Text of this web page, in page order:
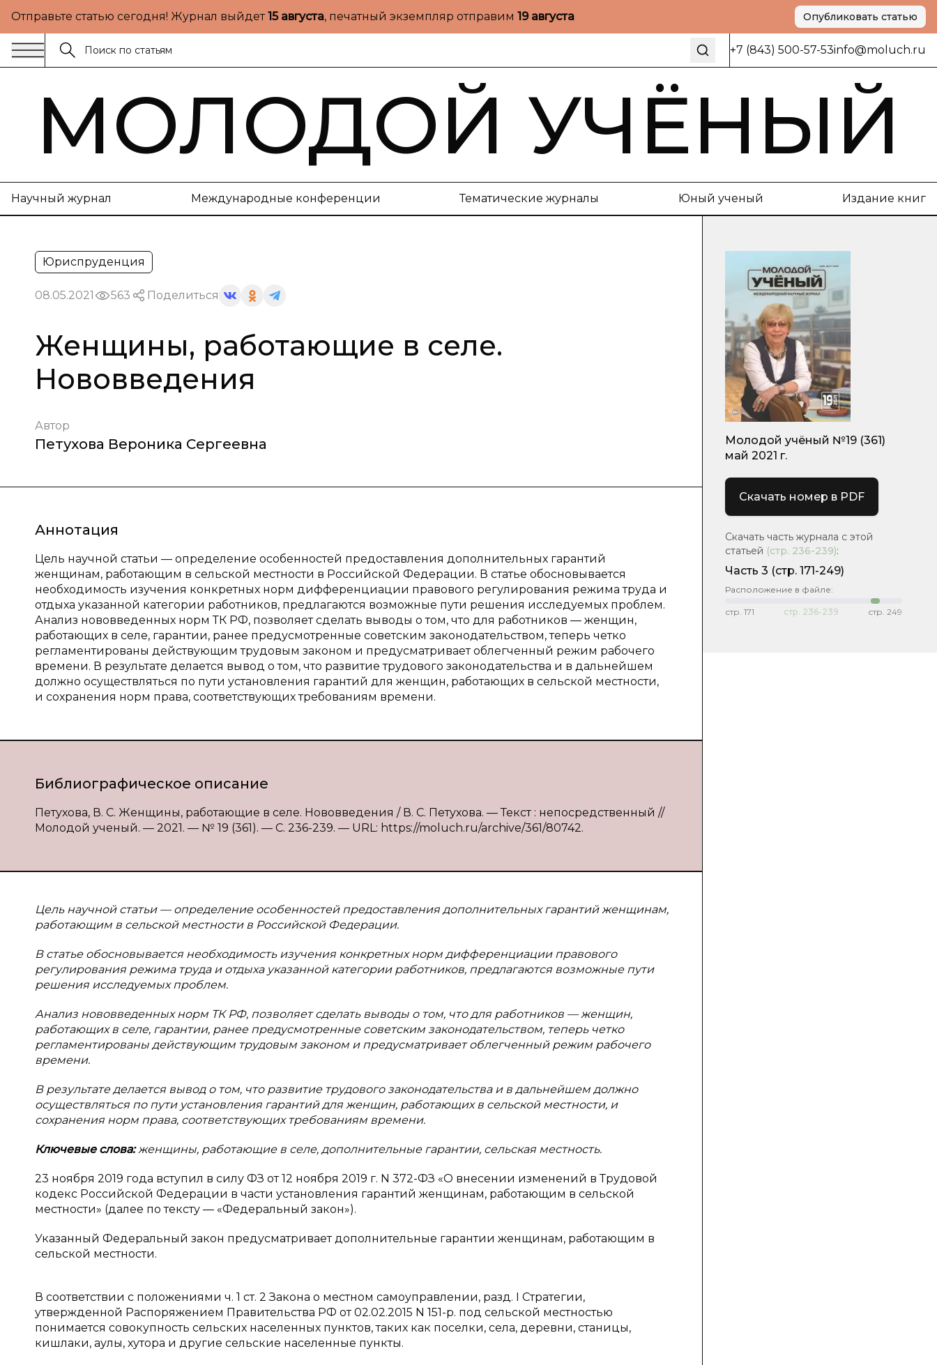
Отправьте статью сегодня! Журнал выйдет15 августа, печатный экземпляр отправим 19 августа Опубликовать статью
+7 (843) 500-57-53info@moluch.ru
МОЛОДОЙ УЧЁНЫЙ
Научный журнал Международные конференции Тематические журналы Юный ученый Издание книг
Юриспруденция
08.05.2021 563 Поделиться
Женщины, работающие в селе.
Нововведения
Автор
Петухова Вероника Сергеевна
Аннотация
Цель научной статьи — определение особенностей предоставления дополнительных гарантий
женщинам, работающим в сельской местности в Российской Федерации. В статье обосновывается
необходимость изучения конкретных норм дифференциации правового регулирования режима труда и
отдыха указанной категории работников, предлагаются возможные пути решения исследуемых проблем.
Анализ нововведенных норм ТК РФ, позволяет сделать выводы о том, что для работников — женщин,
работающих в селе, гарантии, ранее предусмотренные советским законодательством, теперь четко
регламентированы действующим трудовым законом и предусматривает облегченный режим рабочего
времени. В результате делается вывод о том, что развитие трудового законодательства и в дальнейшем
должно осуществляться по пути установления гарантий для женщин, работающих в сельской местности,
и сохранения норм права, соответствующих требованиям времени.
Библиографическое описание
Петухова, В. С. Женщины, работающие в селе. Нововведения / В. С. Петухова. — Текст : непосредственный //
Молодой ученый. — 2021. — № 19 (361). — С. 236-239. — URL: https://moluch.ru/archive/361/80742.
Цель научной статьи — определение особенностей предоставления дополнительных гарантий женщинам,
работающим в сельской местности в Российской Федерации.
В статье обосновывается необходимость изучения конкретных норм дифференциации правового
регулирования режима труда и отдыха указанной категории работников, предлагаются возможные пути
решения исследуемых проблем.
Анализ нововведенных норм ТК РФ, позволяет сделать выводы о том, что для работников — женщин,
работающих в селе, гарантии, ранее предусмотренные советским законодательством, теперь четко
регламентированы действующим трудовым законом и предусматривает облегченный режим рабочего
времени.
В результате делается вывод о том, что развитие трудового законодательства и в дальнейшем должно
осуществляться по пути установления гарантий для женщин, работающих в сельской местности, и
сохранения норм права, соответствующих требованиям времени.
Ключевые слова:женщины, работающие в селе, дополнительные гарантии, сельская местность.
23 ноября 2019 года вступил в силу ФЗ от 12 ноября 2019 г. N 372-ФЗ «О внесении изменений в Трудовой
кодекс Российской Федерации в части установления гарантий женщинам, работающим в сельской
местности» (далее по тексту — «Федеральный закон»).
Указанный Федеральный закон предусматривает дополнительные гарантии женщинам, работающим в
сельской местности.
В соответствии с положениями ч. 1 ст. 2 Закона о местном самоуправлении, разд. I Стратегии,
утвержденной Распоряжением Правительства РФ от 02.02.2015 N 151-р. под сельской местностью
понимается совокупность сельских населенных пунктов, таких как поселки, села, деревни, станицы,
кишлаки, аулы, хутора и другие сельские населенные пункты.
Молодой учёный №19 (361)
май 2021 г.
Скачать номер в PDF
Скачать часть журнала с этой
статьей (стр. 236-239):
Часть 3 (стр. 171-249)
Расположение в файле:
стр. 171 стр. 236-239 стр. 249